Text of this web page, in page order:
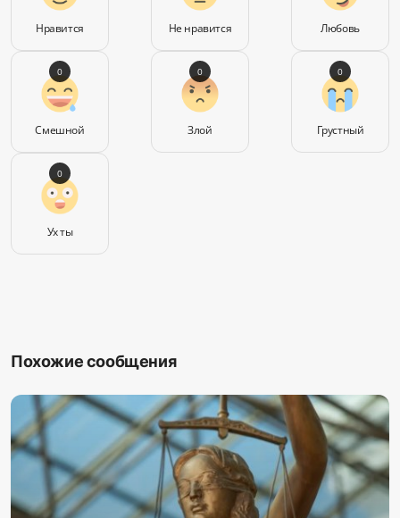
Нравится Не нравится Любовь
Смешной
0
Злой
0
Грустный
0
Ух ты
0
Похожие сообщения